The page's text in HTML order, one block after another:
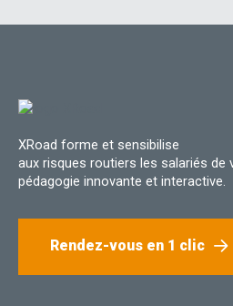
XRoad forme et sensibilise
aux risques routiers les salariés de
pédagogie innovante et interactive.
Rendez-vous en 1 clic